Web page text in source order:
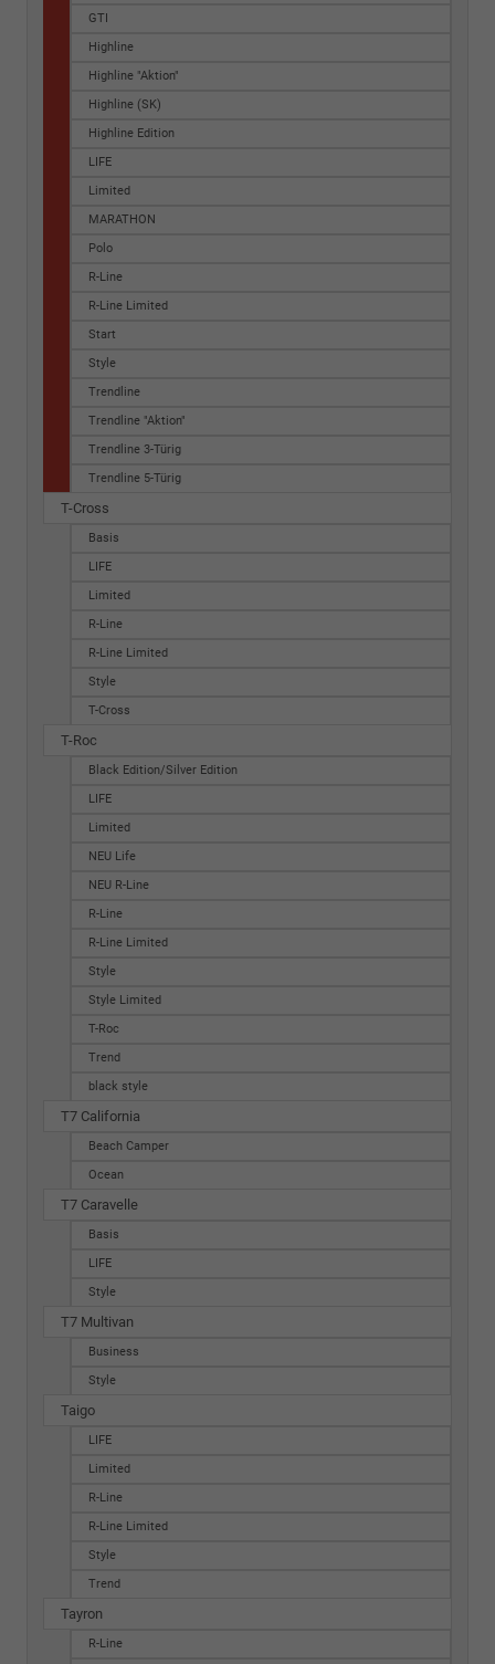
GTI
Highline
Highline "Aktion"
Highline (SK)
Highline Edition
LIFE
Limited
MARATHON
Polo
R-Line
R-Line Limited
Start
Style
Trendline
Trendline "Aktion"
Trendline 3-Türig
Trendline 5-Türig
T-Cross
Basis
LIFE
Limited
R-Line
R-Line Limited
Style
T-Cross
T-Roc
Black Edition/Silver Edition
LIFE
Limited
NEU Life
NEU R-Line
R-Line
R-Line Limited
Style
Style Limited
T-Roc
Trend
black style
T7 California
Beach Camper
Ocean
T7 Caravelle
Basis
LIFE
Style
T7 Multivan
Business
Style
Taigo
LIFE
Limited
R-Line
R-Line Limited
Style
Trend
Tayron
R-Line